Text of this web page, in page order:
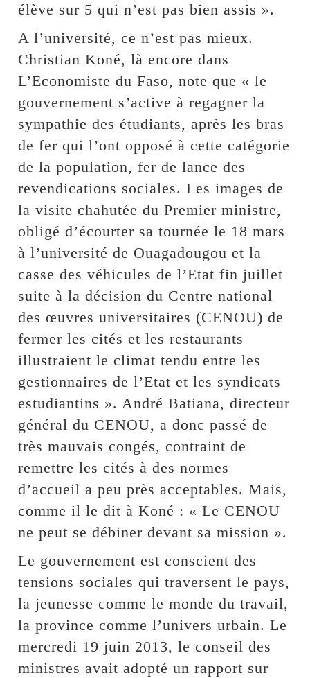
élève sur 5 qui n’est pas bien assis ».
A l’université, ce n’est pas mieux.
Christian Koné, là encore dans
L’Economiste du Faso, note que « le
gouvernement s’active à regagner la
sympathie des étudiants, après les bras
de fer qui l’ont opposé à cette catégorie
de la population, fer de lance des
revendications sociales. Les images de
la visite chahutée du Premier ministre,
obligé d’écourter sa tournée le 18 mars
à l’université de Ouagadougou et la
casse des véhicules de l’Etat fin juillet
suite à la décision du Centre national
des œuvres universitaires (CENOU) de
fermer les cités et les restaurants
illustraient le climat tendu entre les
gestionnaires de l’Etat et les syndicats
estudiantins ». André Batiana, directeur
général du CENOU, a donc passé de
très mauvais congés, contraint de
remettre les cités à des normes
d’accueil a peu près acceptables. Mais,
comme il le dit à Koné : « Le CENOU
ne peut se débiner devant sa mission ».
Le gouvernement est conscient des
tensions sociales qui traversent le pays,
la jeunesse comme le monde du travail,
la province comme l’univers urbain. Le
mercredi 19 juin 2013, le conseil des
ministres avait adopté un rapport sur